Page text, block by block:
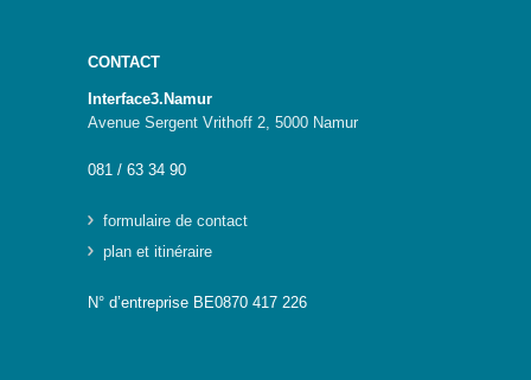
CONTACT
Interface3.Namur
Avenue Sergent Vrithoff 2, 5000 Namur
081 / 63 34 90
formulaire de contact
plan et itinéraire
N° d’entreprise BE0870 417 226